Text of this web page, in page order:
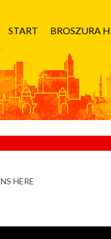
START BROSZURA
HERE